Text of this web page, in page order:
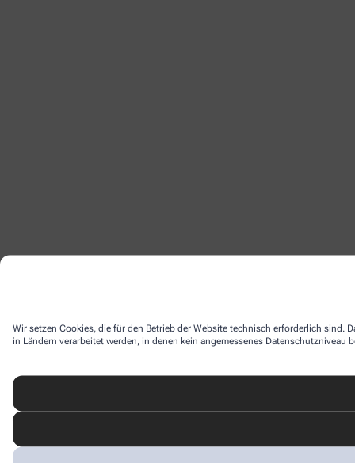
Wir setzen Cookies, die für den Betrieb der Website technisch erforderlich sind.
in Ländern verarbeitet werden, in denen kein angemessenes